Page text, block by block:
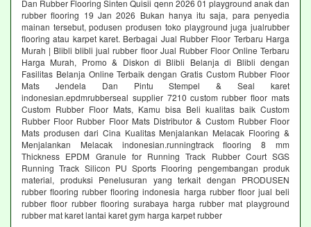
Dan Rubber Flooring Sinten Quisii qenn 2026 01 playground anak dan
rubber flooring 19 Jan 2026 Bukan hanya itu saja, para penyedia
mainan tersebut, podusen produsen toko playground juga jualrubber
flooring atau karpet karet. Berbagai Jual Rubber Floor Terbaru Harga
Murah | Blibli blibli jual rubber floor Jual Rubber Floor Online Terbaru
Harga Murah, Promo & Diskon di Blibli Belanja di Blibli dengan
Fasilitas Belanja Online Terbaik dengan Gratis Custom Rubber Floor
Mats Jendela Dan Pintu Stempel & Seal karet
indonesian.epdmrubberseal supplier 7210 custom rubber floor mats
Custom Rubber Floor Mats, Kamu bisa Beli kualitas baik Custom
Rubber Floor Rubber Floor Mats Distributor & Custom Rubber Floor
Mats produsen dari Cina Kualitas Menjalankan Melacak Flooring &
Menjalankan Melacak indonesian.runningtrack flooring 8 mm
Thickness EPDM Granule for Running Track Rubber Court SGS
Running Track Silicon PU Sports Flooring pengembangan produk
material, produksi Penelusuran yang terkait dengan PRODUSEN
rubber flooring rubber flooring indonesia harga rubber floor jual beli
rubber floor rubber flooring surabaya harga rubber mat playground
rubber mat karet lantai karet gym harga karpet rubber